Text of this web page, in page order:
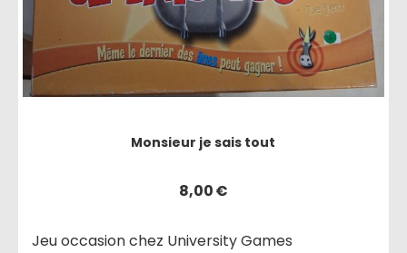
Monsieur je sais tout
8,00€
Jeu occasion chez University Games